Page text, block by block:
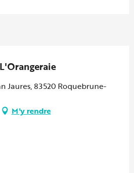
Jaures, 83520 Roquebrune-
M'y rendre